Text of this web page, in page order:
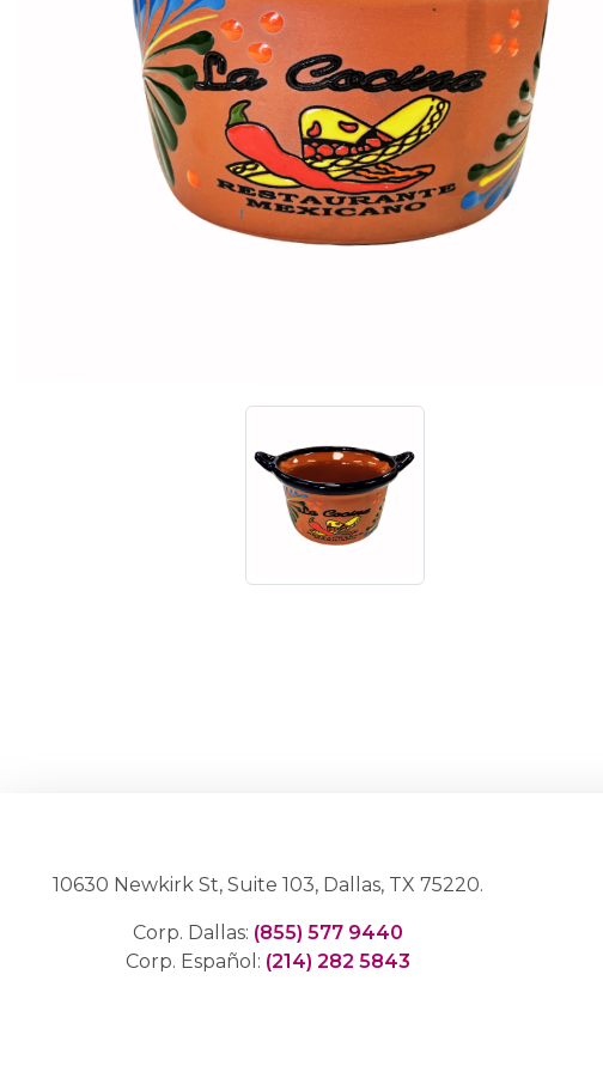
10630 Newkirk St, Suite 103, Dallas, TX 75220.
Corp. Dallas: (855) 577 9440
Corp. Español: (214) 282 5843